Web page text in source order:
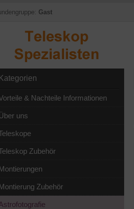
Gast
Kategorien
& Nachteile Informationen
uns
Zubehör
Zubehör